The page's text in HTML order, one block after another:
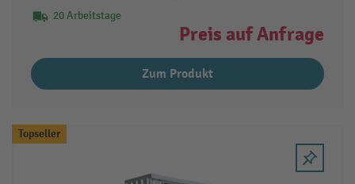
20 Arbeitstage
Preis auf Anfrage
Zum Produkt
Topseller